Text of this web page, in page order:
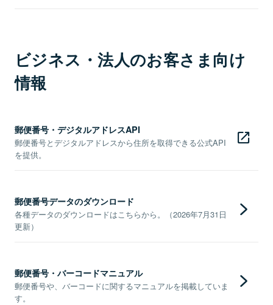
ビジネス・法人のお客さま向け
情報
郵便番号・デジタルアドレスAPI
郵便番号とデジタルアドレスから住所を取得できる公式API
を提供。
郵便番号データのダウンロード
各種データのダウンロードはこちらから。（2026年7月31日
更新）
郵便番号・バーコードマニュアル
郵便番号や、バーコードに関するマニュアルを掲載していま
す。